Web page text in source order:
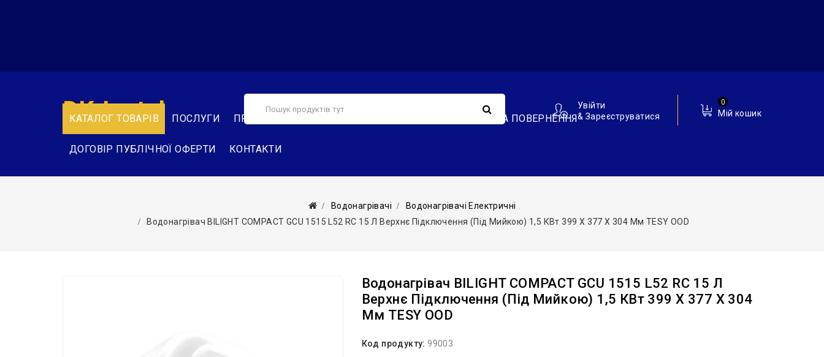
КАТАЛОГ ТОВАРІВ ПОСЛУГИ ПРО НАС ОБМІН ТА ПОВЕРНЕННЯ
ДОГОВІР ПУБЛІЧНОЇ ОФЕРТИ КОНТАКТИ
Мій кошик
0
Увійти
& Зареєструватися
DK-Instal
Водонагрівачі
Водонагрівачі Електричні
Водонагрівач BILIGHT COMPACT GCU 1515 L52 RC 15 Л Верхнє Підключення (під Мийкою) 1,5 КВт 399 X 377 X 304 Мм TESY OOD
Водонагрівач BILIGHT COMPACT GCU 1515 L52 RC 15 Л
Верхнє Підключення (під Мийкою) 1,5 КВт 399 X 377 X 304
Мм TESY OOD
Код продукту: 99003